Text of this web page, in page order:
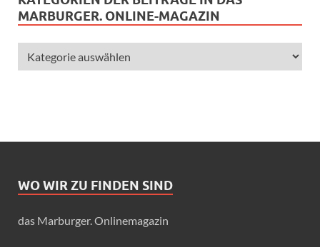
MARBURGER. ONLINE-MAGAZIN
WO WIR ZU FINDEN SIND
das Marburger. Onlinemagazin